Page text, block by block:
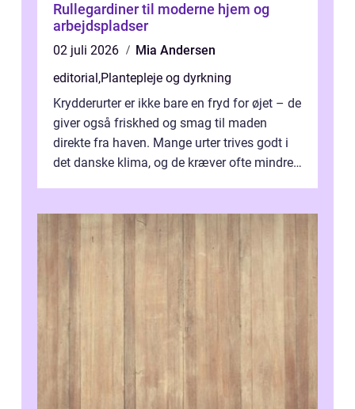
Rullegardiner til moderne hjem og
arbejdspladser
02 juli 2026
Mia Andersen
editorial,Plantepleje og dyrkning
Krydderurter er ikke bare en fryd for øjet – de
giver også friskhed og smag til maden
direkte fra haven. Mange urter trives godt i
det danske klima, og de kræver ofte mindre